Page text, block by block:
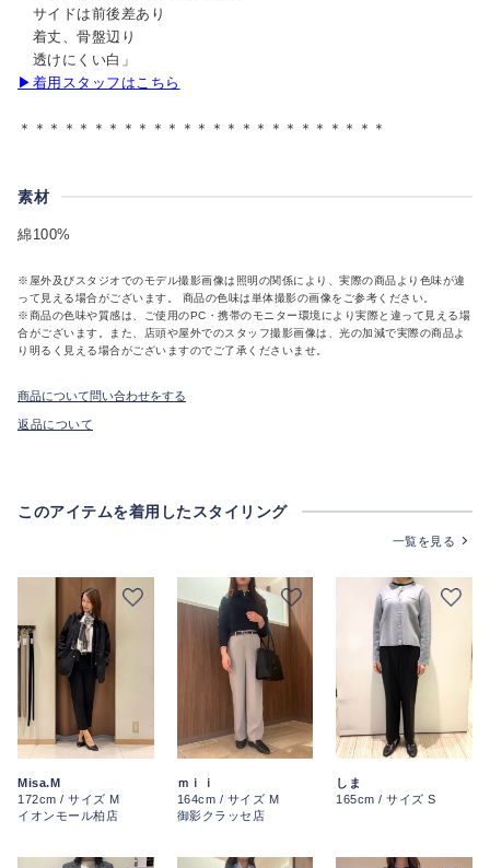
サイドは前後差あり
着丈、骨盤辺り
透けにくい白」
▶着用スタッフはこちら
＊＊＊＊＊＊＊＊＊＊＊＊＊＊＊＊＊＊＊＊＊＊＊＊＊
素材
綿100%
※屋外及びスタジオでのモデル撮影画像は照明の関係により、実際の商品より色味が違
って見える場合がございます。 商品の色味は単体撮影の画像をご参考ください。
※商品の色味や質感は、ご使用のPC・携帯のモニター環境により実際と違って見える場
合がございます。また、店頭や屋外でのスタッフ撮影画像は、光の加減で実際の商品よ
り明るく見える場合がございますのでご了承くださいませ。
商品について問い合わせをする
返品について
このアイテムを着用したスタイリング
一覧を見る
Misa.M
172cm / サイズ M
イオンモール柏店
ｍｉｉ
164cm / サイズ M
御影クラッセ店
しま
165cm / サイズ S